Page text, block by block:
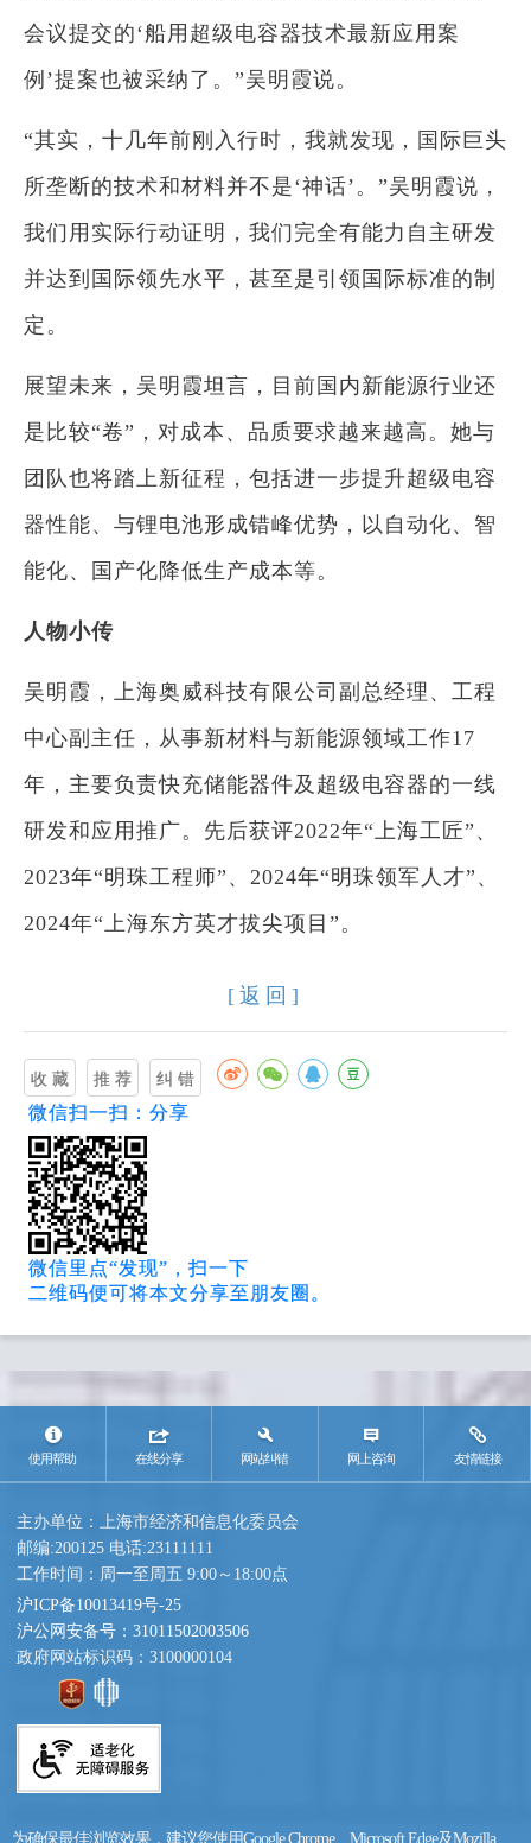
会议提交的‘船用超级电容器技术最新应用案
例’提案也被采纳了。”吴明霞说。
“其实，十几年前刚入行时，我就发现，国际巨头
所垄断的技术和材料并不是‘神话’。”吴明霞说，
我们用实际行动证明，我们完全有能力自主研发
并达到国际领先水平，甚至是引领国际标准的制
定。
展望未来，吴明霞坦言，目前国内新能源行业还
是比较“卷”，对成本、品质要求越来越高。她与
团队也将踏上新征程，包括进一步提升超级电容
器性能、与锂电池形成错峰优势，以自动化、智
能化、国产化降低生产成本等。
人物小传
吴明霞，上海奥威科技有限公司副总经理、工程
中心副主任，从事新材料与新能源领域工作17
年，主要负责快充储能器件及超级电容器的一线
研发和应用推广。先后获评2022年“上海工匠”、
2023年“明珠工程师”、2024年“明珠领军人才”、
2024年“上海东方英才拔尖项目”。
[返回]
微信扫一扫：分享
微信里点“发现”，扫一下
二维码便可将本文分享至朋友圈。
使用帮助 在线分享 网站纠错 网上咨询 友情链接
主办单位：上海市经济和信息化委员会
邮编:200125 电话:23111111
工作时间：周一至周五 9:00～18:00点
沪ICP备10013419号-25
沪公网安备号：31011502003506
政府网站标识码：3100000104
为确保最佳浏览效果，建议您使用Google Chrome、Microsoft Edge及Mozilla